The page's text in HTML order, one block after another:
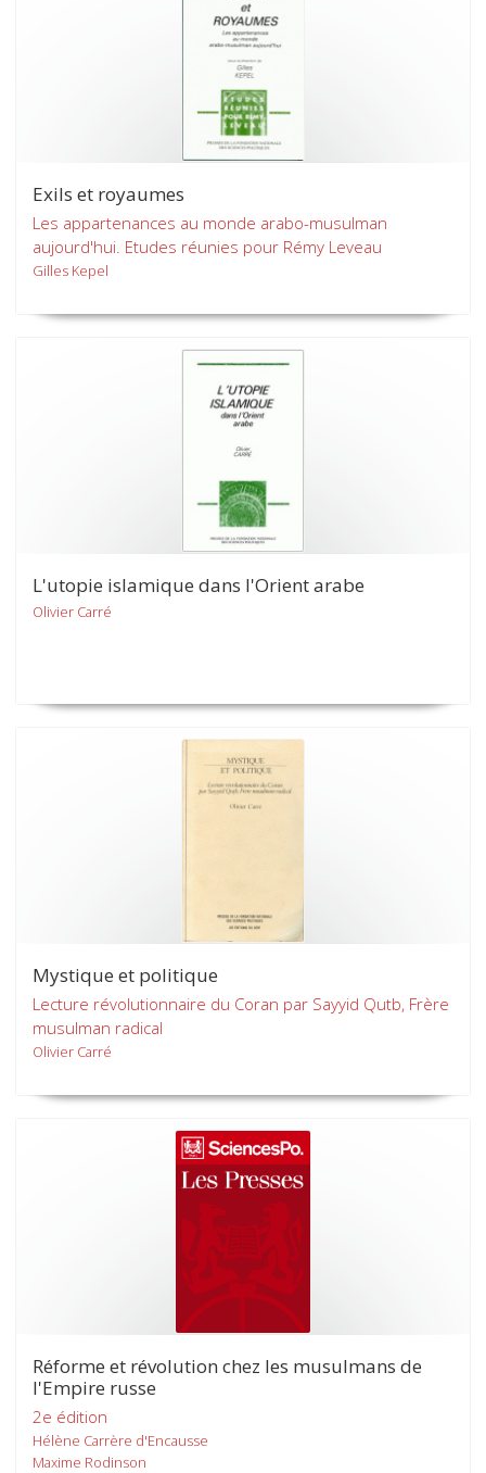
Exils et royaumes
Les appartenances au monde arabo-musulman
aujourd'hui. Etudes réunies pour Rémy Leveau
Gilles Kepel
L'utopie islamique dans l'Orient arabe
Olivier Carré
Mystique et politique
Lecture révolutionnaire du Coran par Sayyid Qutb, Frère
musulman radical
Olivier Carré
Réforme et révolution chez les musulmans de
l'Empire russe
2e édition
Hélène Carrère d'Encausse
Maxime Rodinson